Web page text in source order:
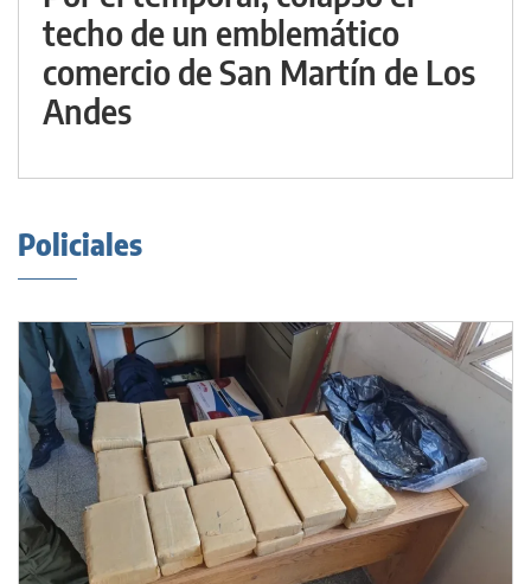
techo de un emblemático
comercio de San Martín de Los
Andes
Policiales